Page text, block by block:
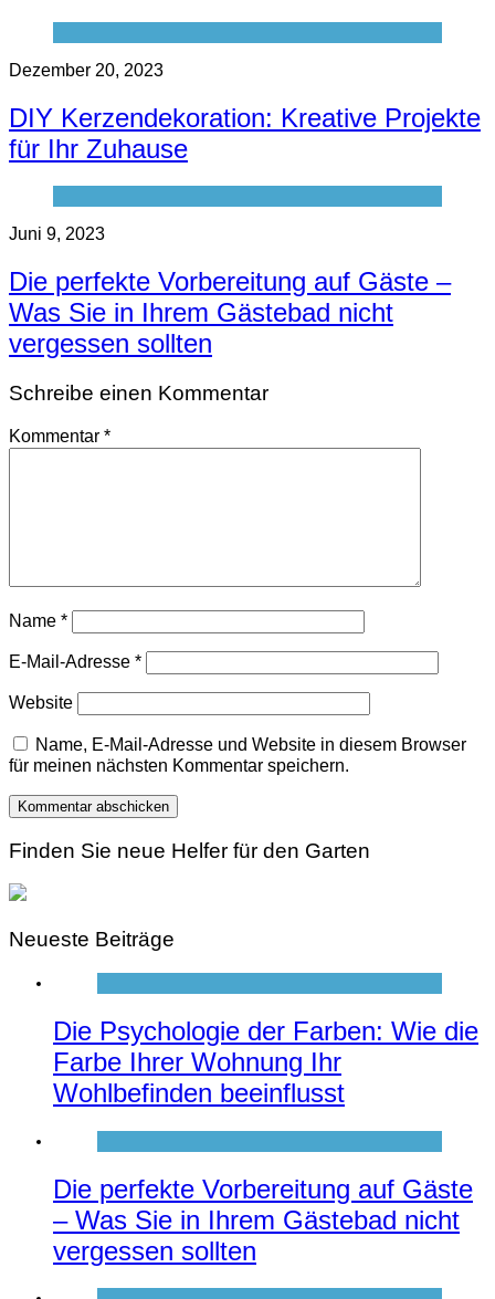
Dezember 20, 2023
DIY Kerzendekoration: Kreative Projekte
für Ihr Zuhause
Juni 9, 2023
Die perfekte Vorbereitung auf Gäste –
Was Sie in Ihrem Gästebad nicht
vergessen sollten
Schreibe einen Kommentar
Kommentar *
Name *
E-Mail-Adresse *
Website
Name, E-Mail-Adresse und Website in diesem Browser
für meinen nächsten Kommentar speichern.
Finden Sie neue Helfer für den Garten
Neueste Beiträge
Die Psychologie der Farben: Wie die
Farbe Ihrer Wohnung Ihr
Wohlbefinden beeinflusst
Die perfekte Vorbereitung auf Gäste
– Was Sie in Ihrem Gästebad nicht
vergessen sollten